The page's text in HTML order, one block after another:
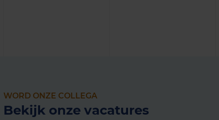
WORD ONZE COLLEGA
Bekijk onze vacatures